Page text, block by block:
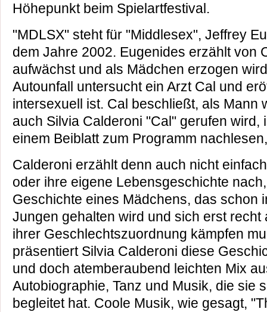
Höhepunkt beim Spielartfestival.
"MDLSX" steht für "Middlesex", Jeffrey
dem Jahre 2002. Eugenides erzählt von
aufwächst und als Mädchen erzogen
Autounfall untersucht ein Arzt Cal und
intersexuell ist. Cal beschließt, als Mann
auch Silvia Calderoni "Cal" gerufen wird,
einem Beiblatt zum Programm
Calderoni erzählt denn auch nicht
oder ihre eigene Lebensgeschichte
Geschichte eines Mädchens, das schon
Jungen gehalten wird und sich erst recht
ihrer Geschlechtszuordnung kämpfen
präsentiert Silvia Calderoni diese
und doch atemberaubend leichten Mix
Autobiographie, Tanz und Musik, die sie
begleitet hat. Coole Musik, wie gesagt,